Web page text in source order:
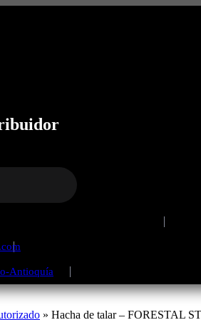
Antioquía
» Hacha de talar – FORESTAL